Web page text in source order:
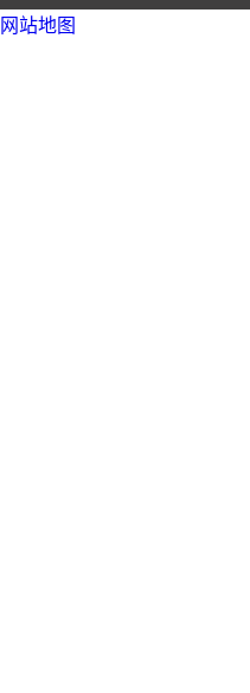
网站地图